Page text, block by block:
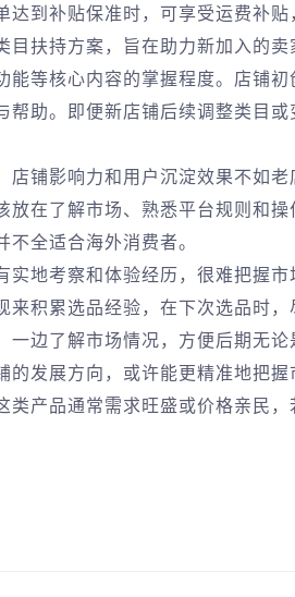
达到补贴保准时，可享受运费补贴
目扶持方案，旨在助力新加入的
能等核心内容的掌握程度。店铺
帮助。即便新店铺后续调整类目
店铺影响力和用户沉淀效果不如
放在了解市场、熟悉平台规则和
不全适合海外消费者。
实地考察和体验经历，很难把握
来积累选品经验，在下次选品时
一边了解市场情况，方便后期无
的发展方向，或许能更精准地把
类产品通常需求旺盛或价格亲民